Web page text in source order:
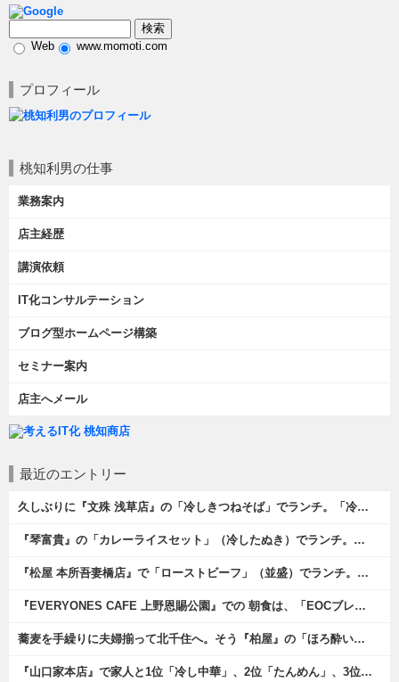
Web www.momoti.com
プロフィール
桃知利男の仕事
業務案内
店主経歴
講演依頼
IT化コンサルテーション
ブログ型ホームページ構築
セミナー案内
店主へメール
最近のエントリー
久しぶりに『文殊 浅草店』の「冷しきつねそば」でランチ。「冷しきつめそば」のうまさは甘さである。 あたしは思い出していたのだ。この甘さのせいで「きつねそば」を敬遠していたのか、と。 でも、うまかったのだよ（笑）。（文殊 浅草店：浅草一丁目：浅草地下街）
『琴富貴』の「カレーライスセット」（冷したぬき）でランチ。所謂「蕎麦屋のカレー」と『琴富貴』の夏の定番「冷したぬき」である。勿論、これはダブルでうまいのだよ（笑）。（琴富貴：墨田区吾妻橋1）
『松屋 本所吾妻橋店』で「ローストビーフ」（並盛）でランチ。「ローストビーフ」は2つのソースが掛かっている。オリジナルソースとレフォールソースだ。 はたしていかなるものなのかと期待しながら待てば、それは確りとうまかったのだよ（笑）。（松屋 本所吾妻橋店：墨田区吾妻橋三）
『EVERYONES CAFE 上野恩賜公園』での 朝食は、「EOCブレックファーストプレート」とセットで「アイスカフェラテ」をもらい、それから家人が「東京たまごを使ったパンケーキ キャラメルナッツ（2枚）」を頼んでみた。どれもがハイカラにうまいのだよ（笑）。（EVERYONES CAFE 上野恩賜公園：上野公園）
蕎麦を手繰りに夫婦揃って北千住へ。そう『柏屋』の「ほろ酔いセット」で一杯やったのだよ。ここは二駅離れた場所だけど、あたしの『街的』のようにくつろげる処だ。勿論、うまかったのだよ（笑）。（きそば 柏屋：足立区千住）
『山口家本店』で家人と1位「冷し中華」、2位「たんめん」、3位「かき氷」の順番通りのオーダーでランチ。なんの変哲もないものがうまいのは、当たり前だのクラッカーなのだと云爾（笑）。（山口家本店：千束通り商店街：浅草五丁目）